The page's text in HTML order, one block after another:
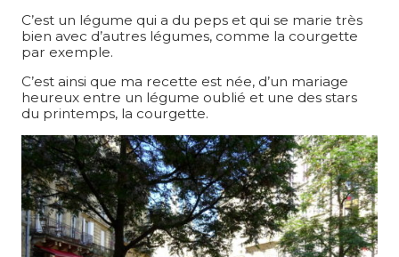
C’est un légume qui a du peps et qui se marie très
bien avec d’autres légumes, comme la courgette
par exemple.
C’est ainsi que ma recette est née, d’un mariage
heureux entre un légume oublié et une des stars
du printemps, la courgette.